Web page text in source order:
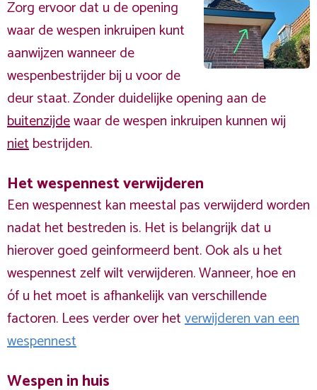
Zorg ervoor dat u de opening
waar de wespen inkruipen kunt
aanwijzen wanneer de
wespenbestrijder bij u voor de
deur staat. Zonder duidelijke opening aan de
buitenzijdewaar de wespen inkruipen kunnen wij
nietbestrijden.
Het wespennest verwijderen
Een wespennest kan meestal pas verwijderd worden
nadat het bestreden is. Het is belangrijk dat u
hierover goed geinformeerd bent. Ook als u het
wespennest zelf wilt verwijderen. Wanneer, hoe en
óf u het moet is afhankelijk van verschillende
factoren. Lees verder over hetverwijderen van een
wespennest
Wespen in huis